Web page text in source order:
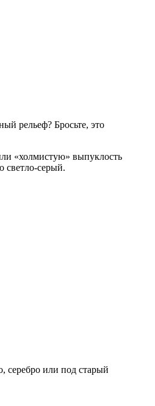
рельеф? Бросьте, это
«холмистую» выпуклость
светло-серый.
серебро или под старый